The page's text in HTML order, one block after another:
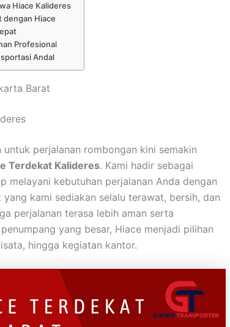
Hiace Kalideres
dengan Hiace
Profesional
Andal
Barat
perjalanan rombongan kini semakin
Terdekat Kalideres. Kami hadir sebagai
melayani kebutuhan perjalanan Anda dengan
kami sediakan selalu terawat, bersih, dan
perjalanan terasa lebih aman serta
yang besar, Hiace menjadi pilihan
hingga kegiatan kantor.